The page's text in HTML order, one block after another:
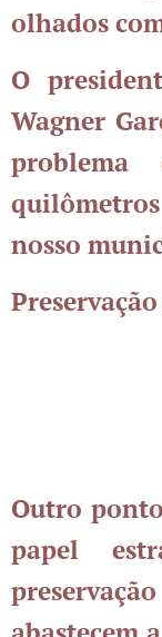
olhados
O
Wagner
problema
nosso
Outro
papel